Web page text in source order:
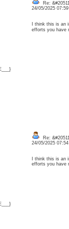
Re:
24/05/2025
I think this is an
efforts you
Re:
24/05/2025
I think this is an
efforts you